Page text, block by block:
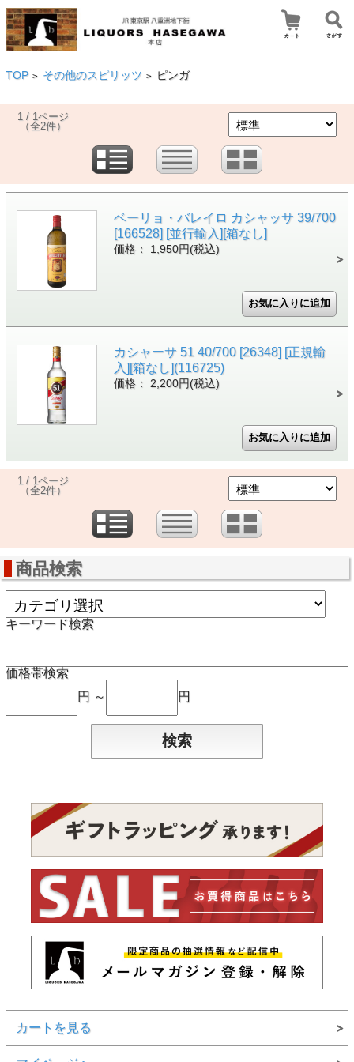
TOP > その他のスピリッツ > ピンガ
1 / 1ページ
（全2件）
ベーリョ・バレイロ カシャッサ 39/700
[166528] [並行輸入][箱なし]
価格： 1,950円(税込)
カシャーサ 51 40/700 [26348] [正規輸
入][箱なし](116725)
価格： 2,200円(税込)
1 / 1ページ
（全2件）
商品検索
キーワード検索
価格帯検索
円 ～
円
カートを見る